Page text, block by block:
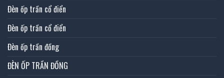
Đèn ốp trần cổ điển
Đèn ốp trần cổ điển
Đèn ốp trần đồng
ĐÈN ỐP TRẦN ĐỒNG